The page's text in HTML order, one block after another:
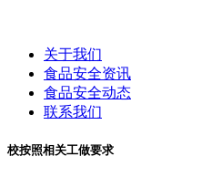
关于我们
食品安全资讯
食品安全动态
联系我们
校按照相关工做要求